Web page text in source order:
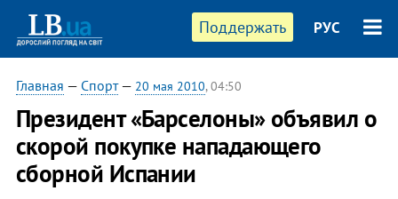
Поддержать РУС
Главная — Спорт— 20 мая 2010, 04:50
Президент «Барселоны» объявил о
скорой покупке нападающего
сборной Испании